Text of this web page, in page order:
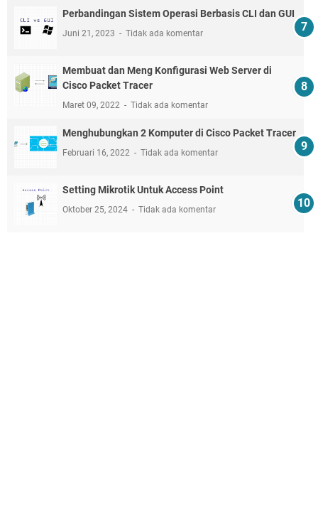
Perbandingan Sistem Operasi Berbasis CLI dan GUI
Juni 21, 2023 Tidak ada komentar
Membuat dan Meng Konfigurasi Web Server di
Cisco Packet Tracer
Maret 09, 2022 Tidak ada komentar
Menghubungkan 2 Komputer di Cisco Packet Tracer
Februari 16, 2022 Tidak ada komentar
Setting Mikrotik Untuk Access Point
Oktober 25, 2024 Tidak ada komentar